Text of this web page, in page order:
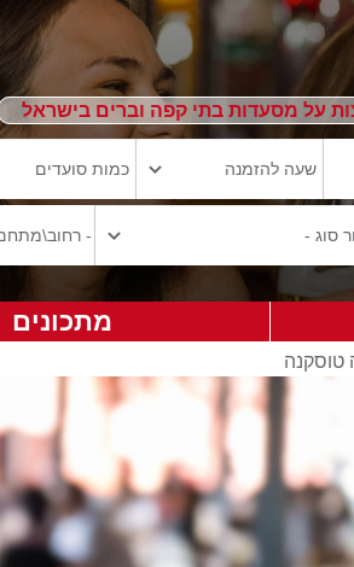
על מסעדות בתי קפה וברים בישראל
מתכונים